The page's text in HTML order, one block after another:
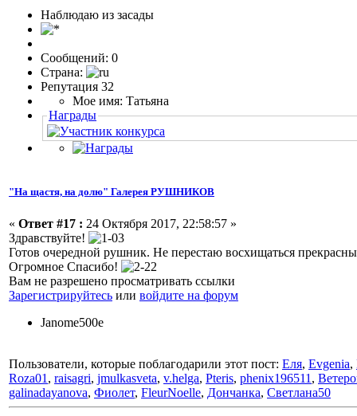
Наблюдаю из засады
Сообщений: 0
Страна:
Репутация 32
Мое имя: Татьяна
Награды
"На щастя, на долю" Галерея РУШНИКОВ
« Ответ #17 : 24 Октября 2017, 22:58:57 »
Здравствуйте!
Готов очередной рушник. Не перестаю восхищаться
Огромное Спасибо!
Вам не разрешено просматривать ссылки
Зарегистрируйтесь или войдите на форум
Janome500e
Пользователи, которые поблагодарили этот пост: Еля, Evgenia,
Roza01 , raisagri, jmulkasveta, v.helga, Pteris, phenix196511 ,
galinadayanova, Фиолет, FleurNoelle, Дончанка, Светлана50